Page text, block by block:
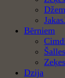
Jakas
Bērniem
Zeķes
Dzija